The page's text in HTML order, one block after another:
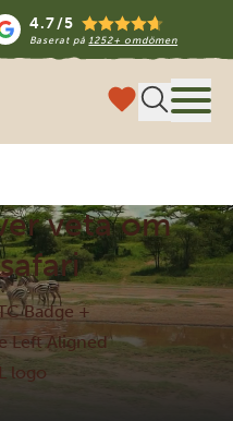
4.7/5
Baserat på1252+ omdömen
veta om